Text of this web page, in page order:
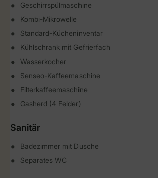
Geschirrspülmaschine
Kombi-Mikrowelle
Standard-Kücheninventar
Kühlschrank mit Gefrierfach
Wasserkocher
Senseo-Kaffeemaschine
Filterkaffeemaschine
Gasherd (4 Felder)
Sanitär
Badezimmer mit Dusche
Separates WC